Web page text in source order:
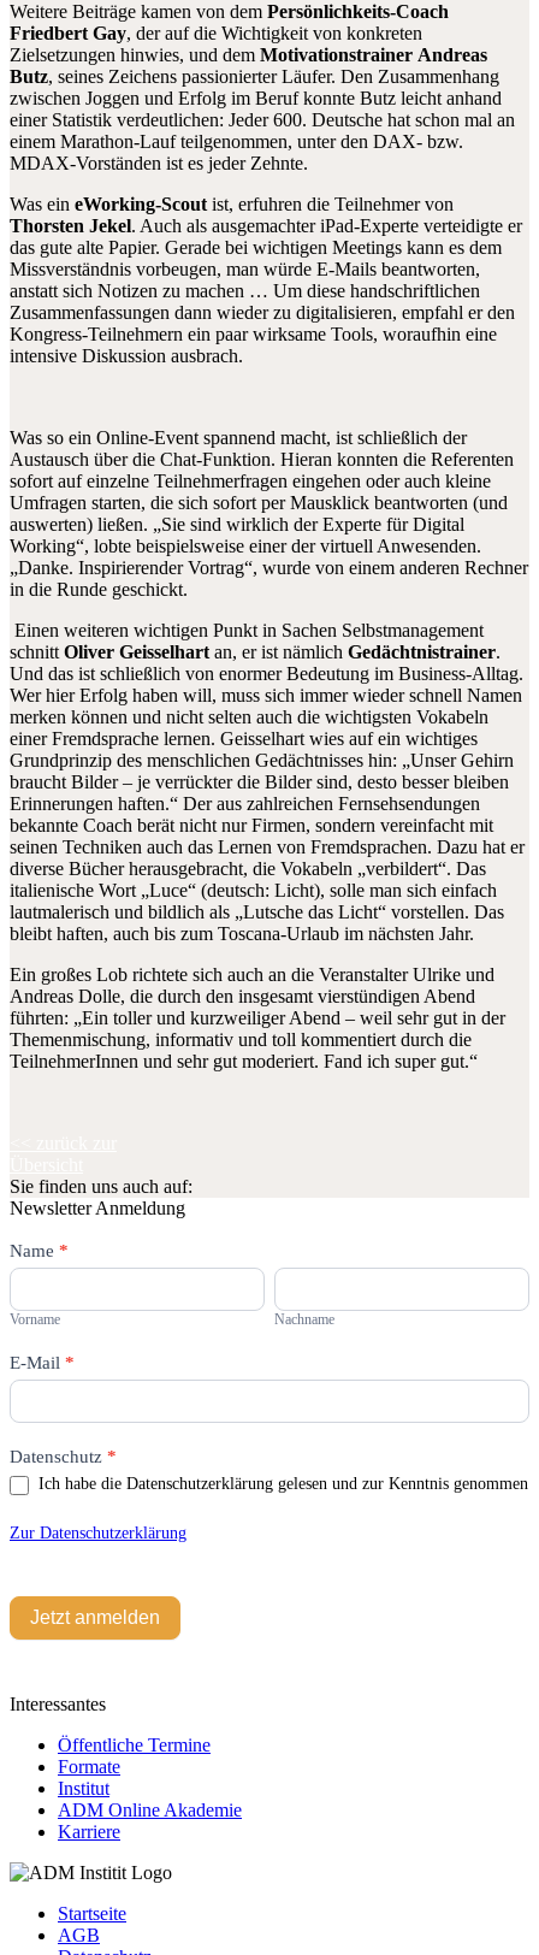
Weitere Beiträge kamen von dem Persönlichkeits-Coach
Friedbert Gay, der auf die Wichtigkeit von konkreten
Zielsetzungen hinwies, und dem Motivationstrainer Andreas
Butz, seines Zeichens passionierter Läufer. Den Zusammenhang
zwischen Joggen und Erfolg im Beruf konnte Butz leicht anhand
einer Statistik verdeutlichen: Jeder 600. Deutsche hat schon mal an
einem Marathon-Lauf teilgenommen, unter den DAX- bzw.
MDAX-Vorständen ist es jeder Zehnte.
Was ein eWorking-Scoutist, erfuhren die Teilnehmer von
Thorsten Jekel. Auch als ausgemachter iPad-Experte verteidigte er
das gute alte Papier. Gerade bei wichtigen Meetings kann es dem
Missverständnis vorbeugen, man würde E-Mails beantworten,
anstatt sich Notizen zu machen … Um diese handschriftlichen
Zusammenfassungen dann wieder zu digitalisieren, empfahl er den
Kongress-Teilnehmern ein paar wirksame Tools, woraufhin eine
intensive Diskussion ausbrach.
Was so ein Online-Event spannend macht, ist schließlich der
Austausch über die Chat-Funktion. Hieran konnten die Referenten
sofort auf einzelne Teilnehmerfragen eingehen oder auch kleine
Umfragen starten, die sich sofort per Mausklick beantworten (und
auswerten) ließen. „Sie sind wirklich der Experte für Digital
Working“, lobte beispielsweise einer der virtuell Anwesenden.
„Danke. Inspirierender Vortrag“, wurde von einem anderen Rechner
in die Runde geschickt.
Einen weiteren wichtigen Punkt in Sachen Selbstmanagement
schnittOliver Geisselhartan, er ist nämlich Gedächtnistrainer.
Und das ist schließlich von enormer Bedeutung im Business-Alltag.
Wer hier Erfolg haben will, muss sich immer wieder schnell Namen
merken können und nicht selten auch die wichtigsten Vokabeln
einer Fremdsprache lernen. Geisselhart wies auf ein wichtiges
Grundprinzip des menschlichen Gedächtnisses hin: „Unser Gehirn
braucht Bilder – je verrückter die Bilder sind, desto besser bleiben
Erinnerungen haften.“ Der aus zahlreichen Fernsehsendungen
bekannte Coach berät nicht nur Firmen, sondern vereinfacht mit
seinen Techniken auch das Lernen von Fremdsprachen. Dazu hat er
diverse Bücher herausgebracht, die Vokabeln „verbildert“. Das
italienische Wort „Luce“ (deutsch: Licht), solle man sich einfach
lautmalerisch und bildlich als „Lutsche das Licht“ vorstellen. Das
bleibt haften, auch bis zum Toscana-Urlaub im nächsten Jahr.
Ein großes Lob richtete sich auch an die Veranstalter Ulrike und
Andreas Dolle, die durch den insgesamt vierstündigen Abend
führten: „Ein toller und kurzweiliger Abend – weil sehr gut in der
Themenmischung, informativ und toll kommentiert durch die
TeilnehmerInnen und sehr gut moderiert. Fand ich super gut.“
Sie finden uns auch auf:
Newsletter Anmeldung
Newsletter
Name *
Vorname
Vorname
Nachname
Nachname
E-Mail *
Datenschutz *
Ich habe die Datenschutzerklärung gelesen und zur Kenntnis genommen
Zur Datenschutzerklärung
Jetzt anmelden
Falls
Du
bist,
dieses
Feld
Interessantes
Öffentliche Termine
Formate
Institut
ADM Online Akademie
Karriere
Startseite
AGB